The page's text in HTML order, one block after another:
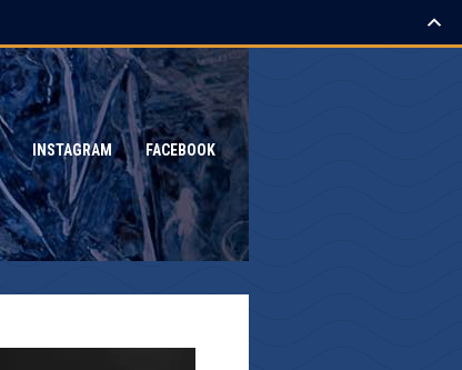
INSTAGRAM FACEBOOK